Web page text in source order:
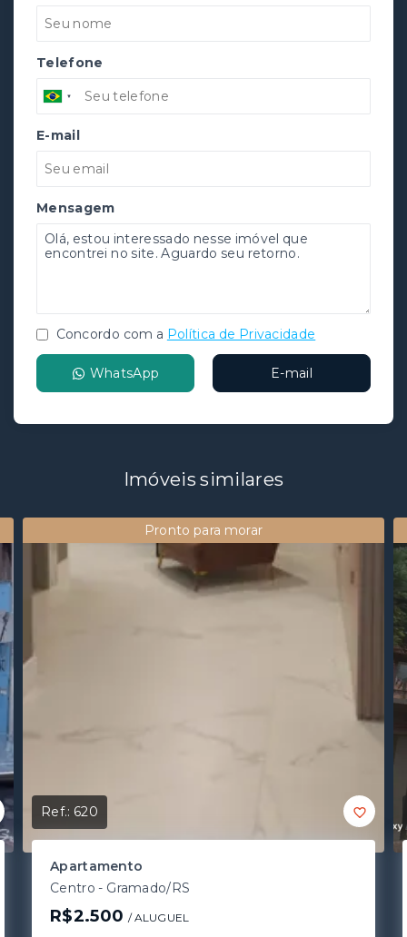
Telefone
E-mail
Mensagem
Concordo com a Política de Privacidade
WhatsApp E-mail
Imóveis similares
Pronto para morar
Ref.: 620
Apartamento
Centro - Gramado/RS
R$2.500 / ALUGUEL